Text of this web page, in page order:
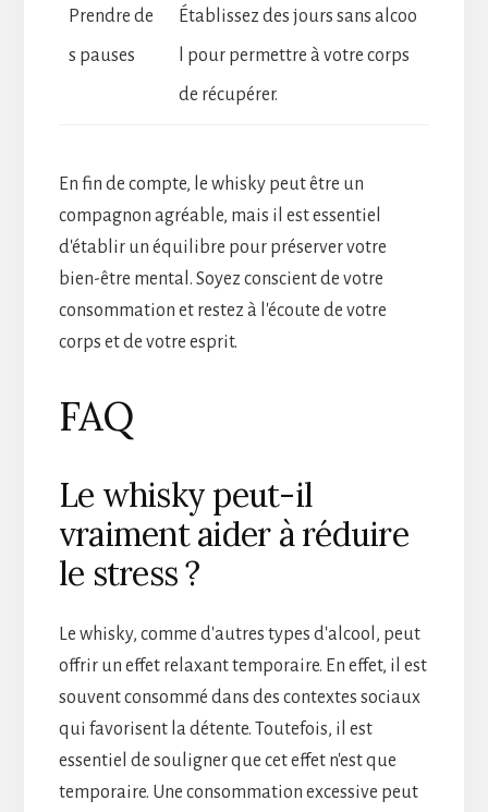
Prendre de
s pauses
Établissez des jours sans alcoo
l pour permettre à votre corps
de récupérer.
En fin de compte, le whisky peut être un
compagnon agréable, mais il est essentiel
d'établir un équilibre pour préserver votre
bien-être mental. Soyez conscient de votre
consommation et restez à l'écoute de votre
corps et de votre esprit.
FAQ
Le whisky peut-il
vraiment aider à réduire
le stress ?
Le whisky, comme d'autres types d'alcool, peut
offrir un effet relaxant temporaire. En effet, il est
souvent consommé dans des contextes sociaux
qui favorisent la détente. Toutefois, il est
essentiel de souligner que cet effet n'est que
temporaire. Une consommation excessive peut